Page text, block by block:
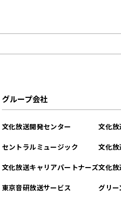
グループ会社
文化放送開発センター
セントラルミュージック
文化放送キャリアパートナーズ
東京音研放送サービス
文化
文化
文化
グリー